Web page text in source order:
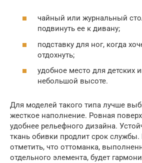
чайный или журнальный
подвинуть ее к дивану;
подставку для ног, когда
отдохнуть;
удобное место для детских
небольшой высоте.
Для моделей такого типа лучше
жесткое наполнение. Ровная
удобнее рельефного дизайна.
ткань обивки продлит срок
отметить, что оттоманка,
отдельного элемента, будет